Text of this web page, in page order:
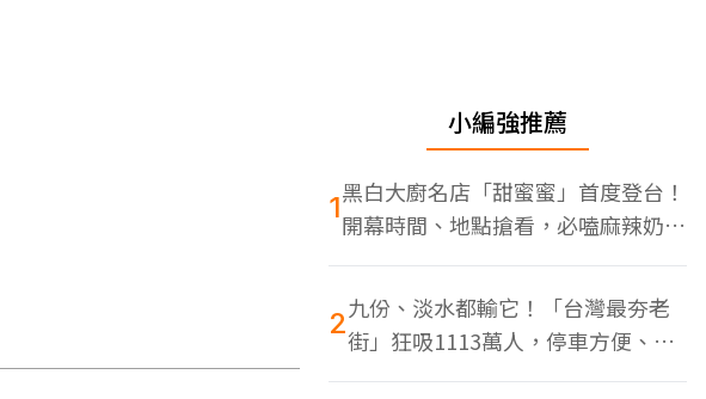
小編強推薦
1黑白大廚名店「甜蜜蜜」首度登台！
開幕時間、地點搶看，必嗑麻辣奶油
蝦
2九份、淡水都輸它！「台灣最夯老
街」狂吸1113萬人，停車方便、特
色美食多